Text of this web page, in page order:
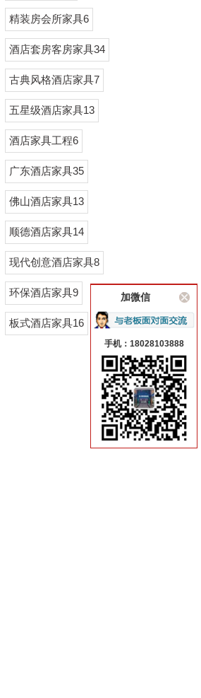
精装房会所家具6
酒店套房客房家具34
古典风格酒店家具7
五星级酒店家具13
酒店家具工程6
广东酒店家具35
佛山酒店家具13
顺德酒店家具14
现代创意酒店家具8
环保酒店家具9
板式酒店家具16
加微信
手机：18028103888